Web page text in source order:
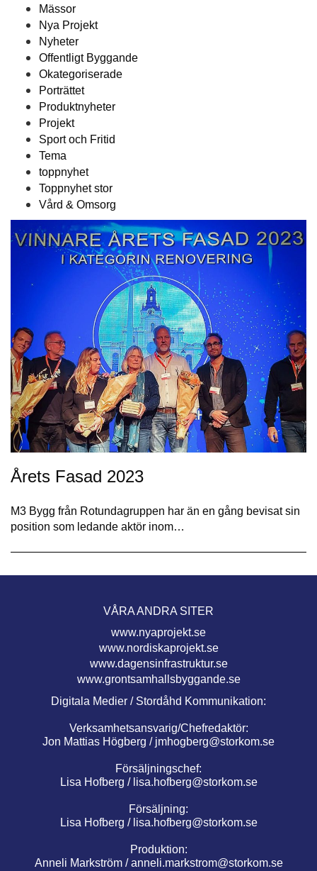
Mässor
Nya Projekt
Nyheter
Offentligt Byggande
Okategoriserade
Porträttet
Produktnyheter
Projekt
Sport och Fritid
Tema
toppnyhet
Toppnyhet stor
Vård & Omsorg
Årets Fasad 2023
M3 Bygg från Rotundagruppen har än en gång bevisat sin
position som ledande aktör inom…
VÅRA ANDRA SITER
www.nyaprojekt.se
www.nordiskaprojekt.se
www.dagensinfrastruktur.se
www.grontsamhallsbyggande.se
Digitala Medier / Stordåhd Kommunikation:
Verksamhetsansvarig/Chefredaktör:
Jon Mattias Högberg / jmhogberg@storkom.se
Försäljningschef:
Lisa Hofberg / lisa.hofberg@storkom.se
Försäljning:
Lisa Hofberg / lisa.hofberg@storkom.se
Produktion:
Anneli Markström /anneli.markstrom@storkom.se